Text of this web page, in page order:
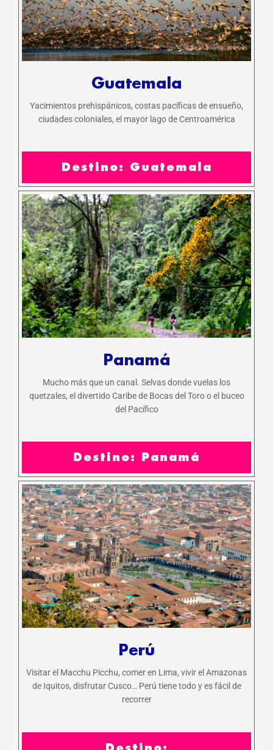
Guatemala
Yacimientos prehispánicos, costas pacíficas de ensueño,
ciudades coloniales, el mayor lago de Centroamérica
Destino: Guatemala
Panamá
Mucho más que un canal. Selvas donde vuelas los
quetzales, el divertido Caribe de Bocas del Toro o el buceo
del Pacífico
Destino: Panamá
Perú
Visitar el Macchu Picchu, comer en Lima, vivir el Amazonas
de Iquitos, disfrutar Cusco… Perú tiene todo y es fácil de
recorrer